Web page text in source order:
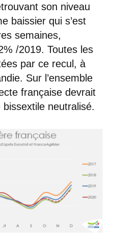
son niveau
baissier qui s’est
semaines,
/2019. Toutes les
par ce recul, à
Sur l’ensemble
française devrait
neutralisé.